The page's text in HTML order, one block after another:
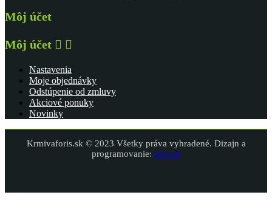
Môj účet
Môj účet  
Nastavenia
Moje objednávky
Odstúpenie od zmluvy
Akciové ponuky
Novinky
Krmivaforis.sk © 2023 Všetky práva vyhradené. Dizajn a
programovanie: giru.sk